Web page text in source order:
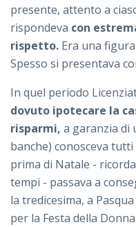
presente, attento a
rispondeva con
rispetto. Era una
Spesso si presentava
In quel periodo
dovuto ipotecare la
risparmi, a garanzia di
banche) conosceva
prima di Natale -
tempi - passava a
la tredicesima, a
per la Festa della